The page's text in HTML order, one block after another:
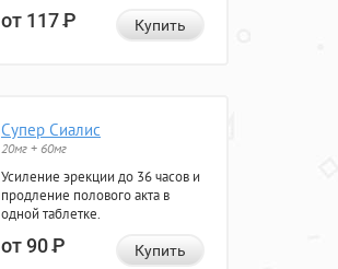
от 117Р Купить
Супер Сиалис
20мг + 60мг
Усиление эрекции до 36 часов и
продление полового акта в
одной таблетке.
от 90Р Купить